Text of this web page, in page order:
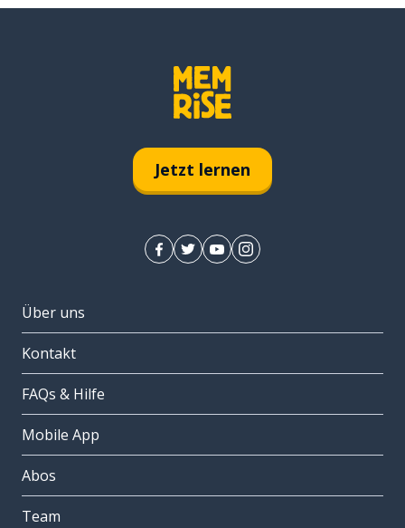
Jetzt lernen
Über uns
Kontakt
FAQs & Hilfe
Mobile App
Abos
Team